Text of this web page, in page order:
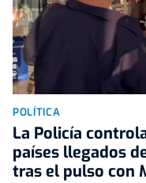
POLÍTICA
La Policía
países llegados
tras el pulso con